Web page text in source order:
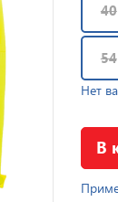
40
54
Нет
В